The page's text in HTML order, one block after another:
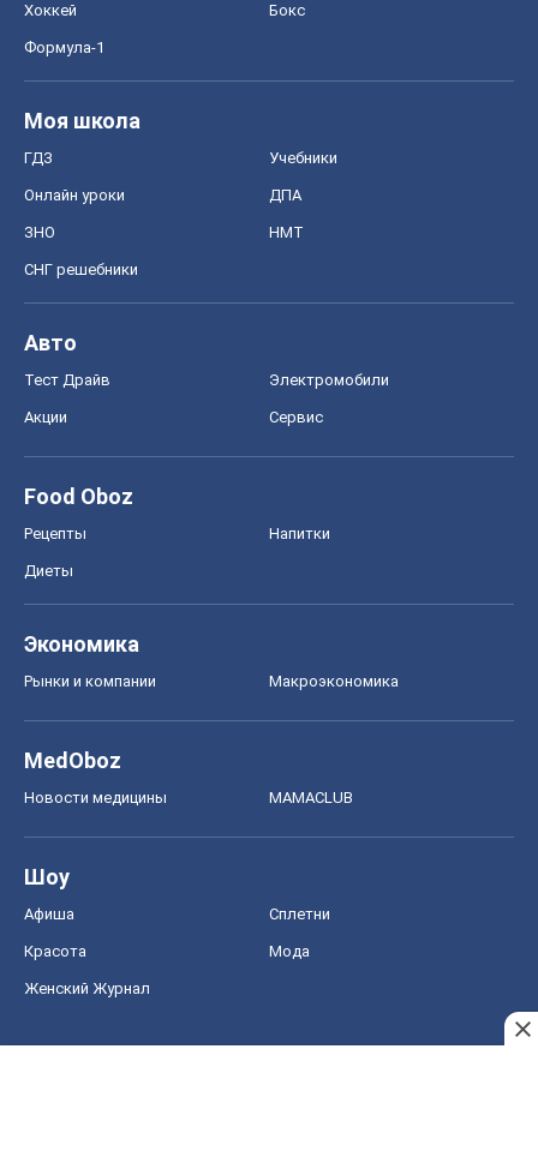
Хоккей Бокс
Формула-1
Моя школа
ГДЗ Учебники
Онлайн уроки ДПА
ЗНО НМТ
СНГ решебники
Авто
Тест Драйв Электромобили
Акции Сервис
Food Oboz
Рецепты Напитки
Диеты
Экономика
Рынки и компании Mакроэкономика
MedOboz
Новости медицины MAMACLUB
Шоу
Афиша Сплетни
Красота Мода
Женский Журнал